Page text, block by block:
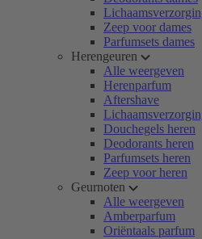
Zeep voor dames
Parfumsets dames
Herengeuren
Alle weergeven
Herenparfum
Aftershave
Douchegels heren
Deodorants heren
Parfumsets heren
Zeep voor heren
Geurnoten
Alle weergeven
Amberparfum
Oriëntaals parfum